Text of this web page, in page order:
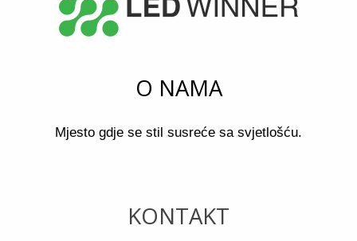
O NAMA
Mjesto gdje se stil susreće sa svjetlošću.
KONTAKT